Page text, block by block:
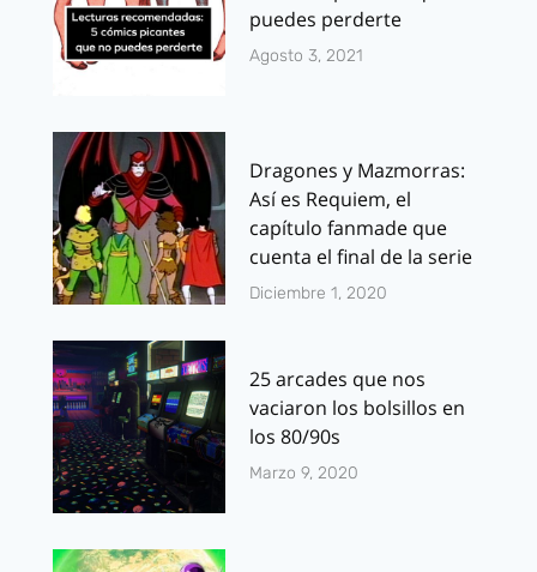
puedes perderte
Agosto 3, 2021
Dragones y Mazmorras:
Así es Requiem, el
capítulo fanmade que
cuenta el final de la serie
Diciembre 1, 2020
25 arcades que nos
vaciaron los bolsillos en
los 80/90s
Marzo 9, 2020